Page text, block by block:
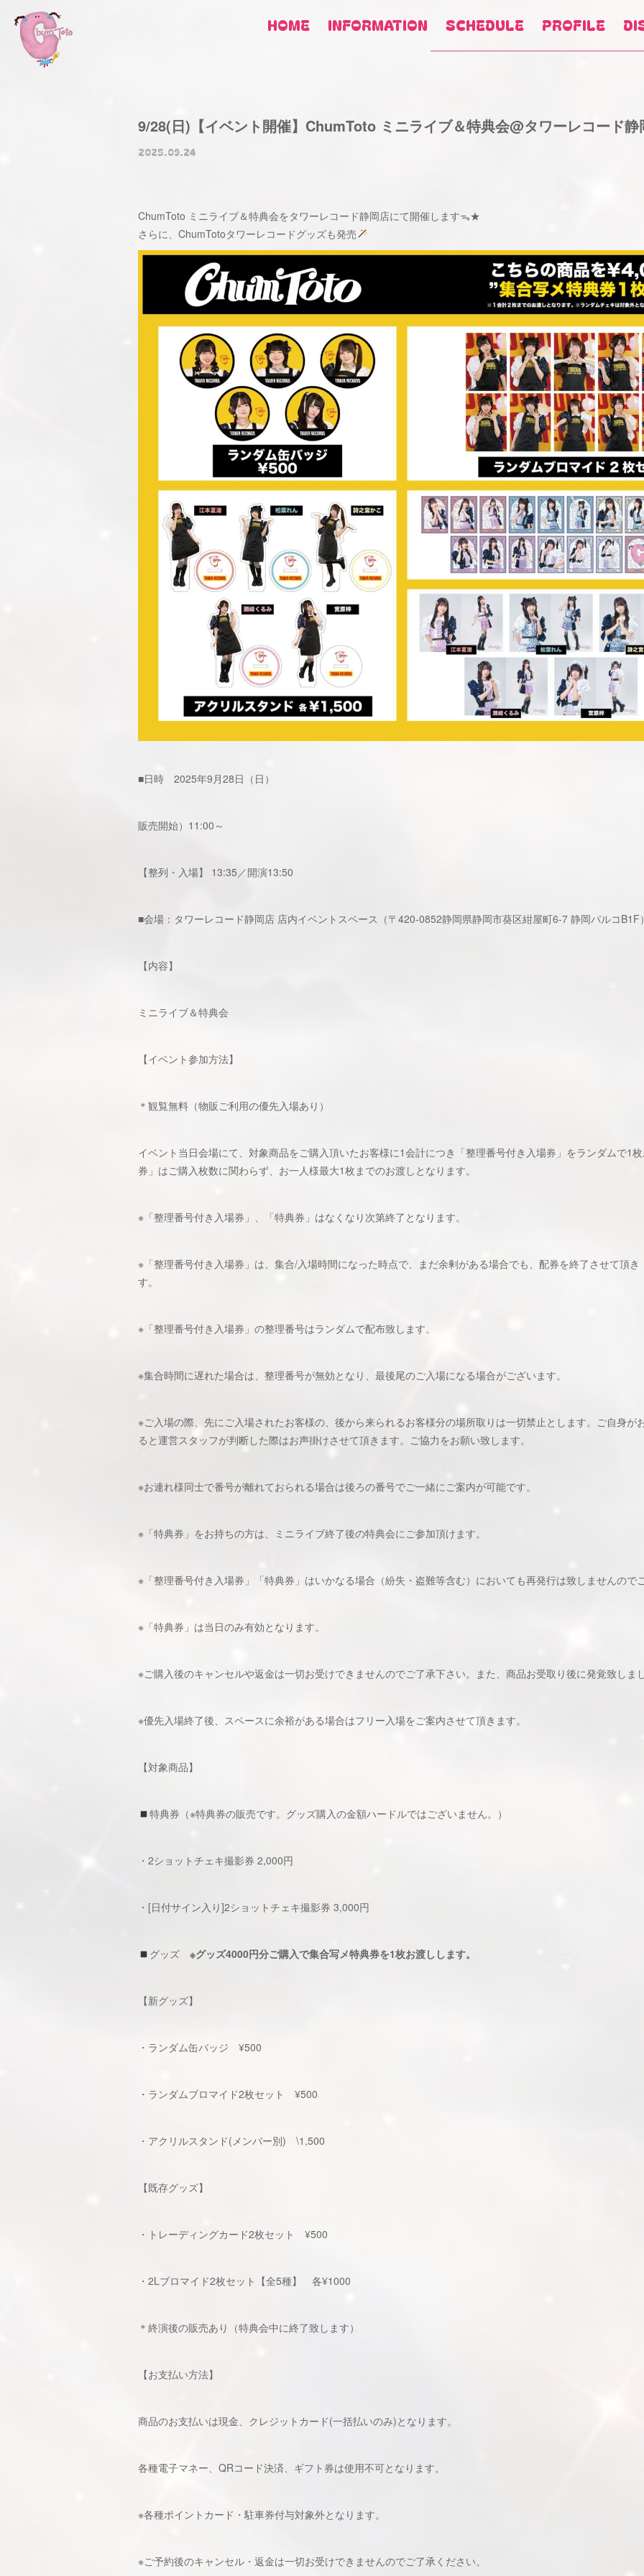
HOME INFORMATION SCHEDULE PROFILE
9/28(日)【イベント開催】ChumToto ミニライブ＆特典会@タワーレコード静
2025.09.24
ChumToto ミニライブ＆特典会をタワーレコード静岡店にて開催しますᯓ★
さらに、ChumTotoタワーレコードグッズも発売
■日時 2025年9月28日（日）
販売開始）11:00～
【整列・入場】 13:35／開演13:50
■会場：タワーレコード静岡店 店内イベントスペース（〒420-0852静岡県静岡市葵区紺屋町6-7 静岡パルコB1F
【内容】
ミニライブ＆特典会
【イベント参加方法】
＊観覧無料（物販ご利用の優先入場あり）
イベント当日会場にて、対象商品をご購入頂いたお客様に1会計につき「整理番号付き入場券」をランダムで1
券」はご購入枚数に関わらず、お一人様最大1枚までのお渡しとなります。
※「整理番号付き入場券」、「特典券」はなくなり次第終了となります。
※「整理番号付き入場券」は、集合/入場時間になった時点で、まだ余剰がある場合でも、配券を終了させて頂
す。
※「整理番号付き入場券」の整理番号はランダムで配布致します。
※集合時間に遅れた場合は、整理番号が無効となり、最後尾のご入場になる場合がございます。
※ご入場の際、先にご入場されたお客様の、後から来られるお客様分の場所取りは一切禁止とします。ご自身が
ると運営スタッフが判断した際はお声掛けさせて頂きます。ご協力をお願い致します。
※お連れ様同士で番号が離れておられる場合は後ろの番号でご一緒にご案内が可能です。
※「特典券」をお持ちの方は、ミニライブ終了後の特典会にご参加頂けます。
※「整理番号付き入場券」「特典券」はいかなる場合（紛失・盗難等含む）においても再発行は致しませんので
※「特典券」は当日のみ有効となります。
※ご購入後のキャンセルや返金は一切お受けできませんのでご了承下さい。また、商品お受取り後に発覚致しま
※優先入場終了後、スペースに余裕がある場合はフリー入場をご案内させて頂きます。
【対象商品】
特典券（※特典券の販売です。グッズ購入の金額ハードルではございません。）
・2ショットチェキ撮影券 2,000円
・[日付サイン入り]2ショットチェキ撮影券 3,000円
グッズ ※グッズ4000円分ご購入で集合写メ特典券を1枚お渡しします。
【新グッズ】
・ランダム缶バッジ ¥500
・ランダムブロマイド2枚セット ¥500
・アクリルスタンド(メンバー別) \1,500
【既存グッズ】
・トレーディングカード2枚セット ¥500
・2Lブロマイド2枚セット【全5種】 各¥1000
＊終演後の販売あり（特典会中に終了致します）
【お支払い方法】
商品のお⽀払いは現⾦、クレジットカード(一括払いのみ)となります。
各種電子マネー、QRコード決済、ギフト券は使⽤不可となります。
※各種ポイントカード・駐車券付与対象外となります。
※ご予約後のキャンセル・返金は一切お受けできませんのでご了承ください。